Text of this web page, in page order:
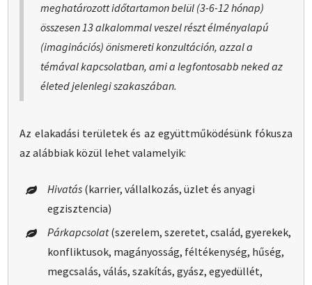
meghatározott időtartamon belül (3-6-12 hónap)
összesen 13 alkalommal veszel részt élményalapú
(imaginációs) önismereti konzultáción, azzal a
témával kapcsolatban, ami a legfontosabb neked az
életed jelenlegi szakaszában.
Az elakadási területek és az együttműködésünk fókusza
az alábbiak közül lehet valamelyik:
Hivatás (karrier, vállalkozás, üzlet és anyagi
egzisztencia)
Párkapcsolat(szerelem, szeretet, család, gyerekek,
konfliktusok, magányosság, féltékenység, hűség,
megcsalás, válás, szakítás, gyász, egyedüllét,